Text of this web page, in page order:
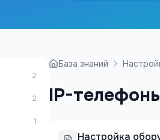
2
2
1
База знаний
IP-
Настройка